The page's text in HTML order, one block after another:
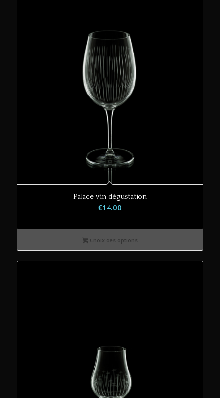
Palace vin dégustation
€14.00
Choix des options